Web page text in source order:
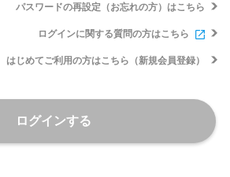
パスワードの再設定（お忘れの方）はこちら
ログインに関する質問の方はこちら
はじめてご利用の方はこちら（新規会員登録）
ログインする